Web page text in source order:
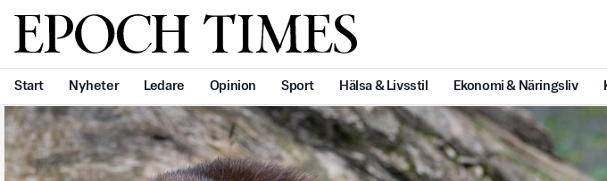
Svenska Epoch Times
Start Nyheter Ledare Opinion Sport Hälsa & Livsstil Ekonomi & Näringsliv